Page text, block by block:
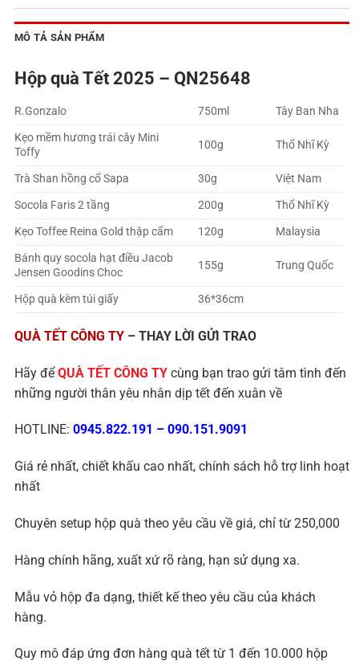
MÔ TẢ SẢN PHẨM
Hộp quà Tết 2025 – QN25648
R.Gonzalo 750ml
Tây Ban Nha
Kẹo mềm hương trái cây Mini
Toffy
100g Thổ Nhĩ Kỳ
Trà Shan hồng cổ Sapa 30g
Việt Nam
Socola Faris 2 tầng
200g
Thổ Nhĩ Kỳ
Kẹo Toffee Reina Gold thập cẩm
120g
Malaysia
Bánh quy socola hạt điều Jacob
Jensen Goodins Choc
155g Trung Quốc
Hộp quà kèm túi giấy 36*36cm
QUÀ TẾT CÔNG TY – THAY LỜI GỬI TRAO
Hãy đểQUÀ TẾT CÔNG TY cùng bạn trao gửi tâm tình đến
những người thân yêu nhân dịp tết đến xuân về
HOTLINE: 0945.822.191 – 090.151.9091
Giá rẻ nhất, chiết khấu cao nhất, chính sách hỗ trợ linh hoạt
nhất
Chuyên setup hộp quà theo yêu cầu về giá, chỉ từ 250,000
Hàng chính hãng, xuất xứ rõ ràng, hạn sử dụng xa.
Mẫu vỏ hộp đa dạng, thiết kế theo yêu cầu của khách
hàng.
Quy mô đáp ứng đơn hàng quà tết từ 1 đến 10.000 hộp